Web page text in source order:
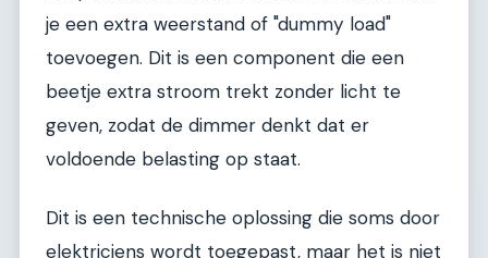
je een extra weerstand of "dummy load"
toevoegen. Dit is een component die een
beetje extra stroom trekt zonder licht te
geven, zodat de dimmer denkt dat er
voldoende belasting op staat.
Dit is een technische oplossing die soms door
elektriciens wordt toegepast, maar het is niet